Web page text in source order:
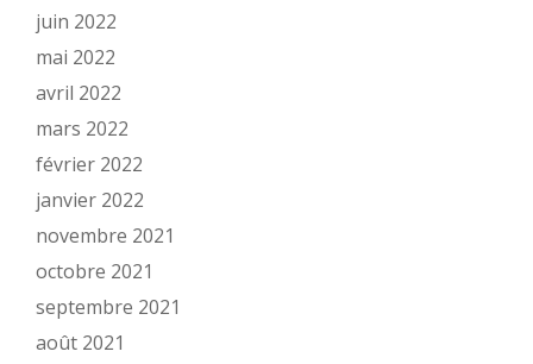
juin 2022
mai 2022
avril 2022
mars 2022
février 2022
janvier 2022
novembre 2021
octobre 2021
septembre 2021
août 2021